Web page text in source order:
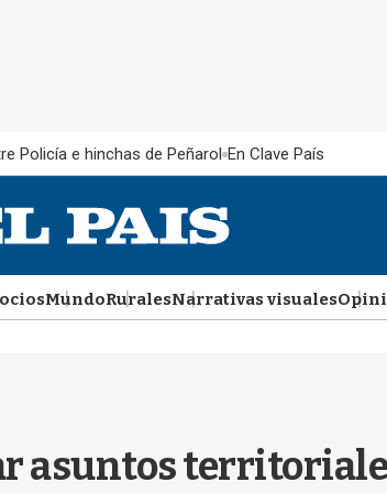
Policía e hinchas de Peñarol En Clave País
MundoRuralesNarrativas visuales
asuntos